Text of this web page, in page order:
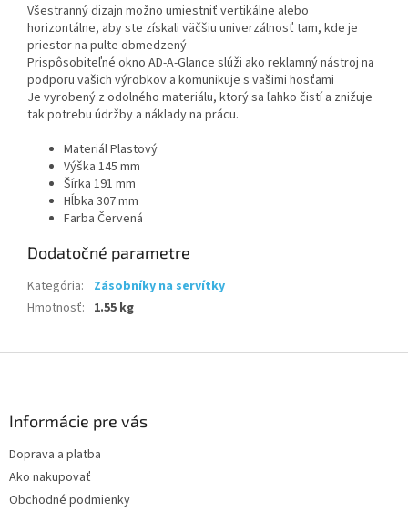
Všestranný dizajn možno umiestniť vertikálne alebo
horizontálne, aby ste získali väčšiu univerzálnosť tam, kde je
priestor na pulte obmedzený
Prispôsobiteľné okno AD-A-Glance slúži ako reklamný nástroj na
podporu vašich výrobkov a komunikuje s vašimi hosťami
Je vyrobený z odolného materiálu, ktorý sa ľahko čistí a znižuje
tak potrebu údržby a náklady na prácu.
Materiál Plastový
Výška 145 mm
Šírka 191 mm
Hĺbka 307 mm
Farba Červená
Dodatočné parametre
Kategória:
Zásobníky na servítky
Hmotnosť: 1.55 kg
Informácie pre vás
Doprava a platba
Ako nakupovať
Obchodné podmienky